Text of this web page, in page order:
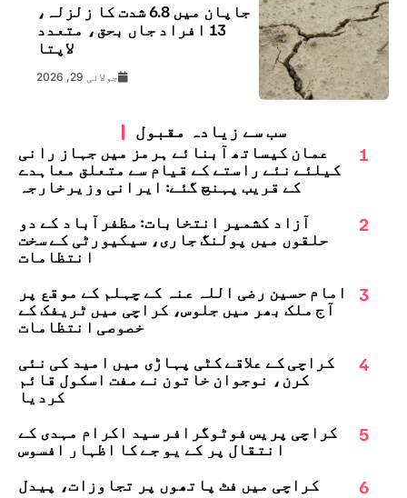
جاپان میں 6.8 شدت کا زلزلہ،
13 افراد جاں بحق، متعدد
لاپتا
جولائی 29, 2026
سب سے زیادہ مقبول
1
عمان کیساتھ آبنائے ہرمز میں جہاز رانی
کیلئے نئے راستے کے قیام سے متعلق معاہدے
کے قریب پہنچ گئے: ایرانی وزیرخارجہ
2
آزاد کشمیر انتخابات: مظفرآباد کے دو
حلقوں میں پولنگ جاری، سیکیورٹی کے سخت
انتظامات
3
امام حسین رضی اللہ عنہ کے چہلم کے موقع پر
آج ملک بھر میں جلوس، کراچی میں ٹریفک کے
خصوصی انتظامات
4
کراچی کے علاقے کٹی پہاڑی میں امید کی نئی
کرن، نوجوان خاتون نے مفت اسکول قائم
کردیا
5
کراچی پریس فوٹوگرافر سید اکرام مہدی کے
انتقال پر کے یو جے کا اظہارِ افسوس
6
کراچی میں فٹ پاتھوں پر تجاوزات، پیدل